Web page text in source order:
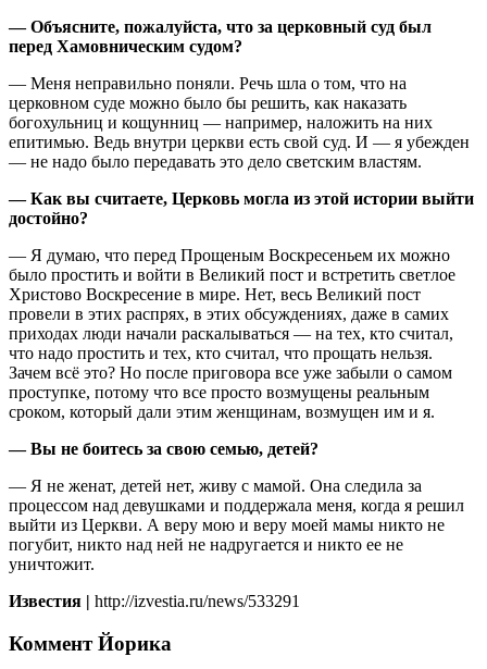
— Объясните, пожалуйста, что за церковный суд был
перед Хамовническим судом?
— Меня неправильно поняли. Речь шла о том, что на
церковном суде можно было бы решить, как наказать
богохульниц и кощунниц — например, наложить на них
епитимью. Ведь внутри церкви есть свой суд. И — я убежден
— не надо было передавать это дело светским властям.
— Как вы считаете, Церковь могла из этой истории выйти
достойно?
— Я думаю, что перед Прощеным Воскресеньем их можно
было простить и войти в Великий пост и встретить светлое
Христово Воскресение в мире. Нет, весь Великий пост
провели в этих распрях, в этих обсуждениях, даже в самих
приходах люди начали раскалываться — на тех, кто считал,
что надо простить и тех, кто считал, что прощать нельзя.
Зачем всё это? Но после приговора все уже забыли о самом
проступке, потому что все просто возмущены реальным
сроком, который дали этим женщинам, возмущен им и я.
— Вы не боитесь за свою семью, детей?
— Я не женат, детей нет, живу с мамой. Она следила за
процессом над девушками и поддержала меня, когда я решил
выйти из Церкви. А веру мою и веру моей мамы никто не
погубит, никто над ней не надругается и никто ее не
уничтожит.
Известия | http://izvestia.ru/news/533291
Коммент Йорика